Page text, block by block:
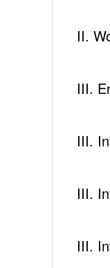
II.
III.
III.
III.
III.